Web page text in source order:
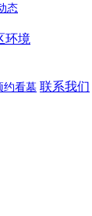
态
环境
约看墓 联系我们